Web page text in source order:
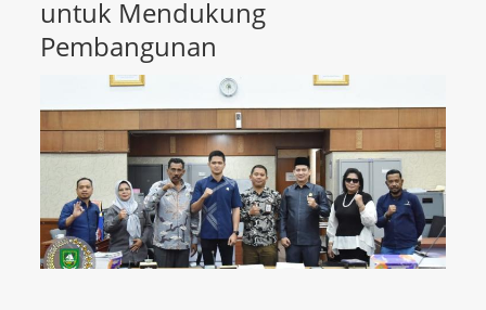
untuk Mendukung
Pembangunan